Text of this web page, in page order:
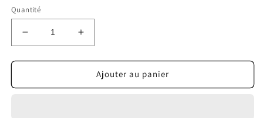
Quantité
Réduire
la
quantité
Private
Augmenter
la
quantité
Private
Ajouter au panier